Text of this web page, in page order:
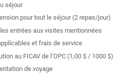
séjour
pour tout le séjour (2 repas/jour)
entrées aux visites mentionnées
et frais de service
au FICAV de l’OPC (1,00 $ / 1000 $)
de voyage